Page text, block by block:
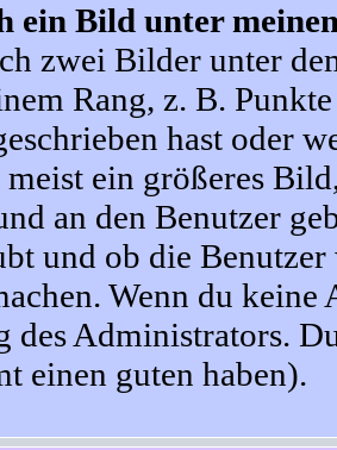
ein Bild unter
zwei Bilder unter
Rang, z. B.
hast oder
ein größeres
an den Benutzer
und ob die
Wenn du keine
des Administrators.
einen guten haben).